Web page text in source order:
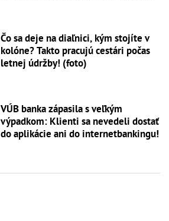
Čo sa deje na diaľnici, kým stojíte v
kolóne? Takto pracujú cestári počas
letnej údržby! (foto)
VÚB banka zápasila s veľkým
výpadkom: Klienti sa nevedeli dostať
do aplikácie ani do internetbankingu!